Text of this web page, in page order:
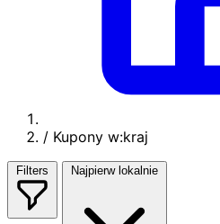
/ Kupony w:kraj
Filters Najpierw lokalnie